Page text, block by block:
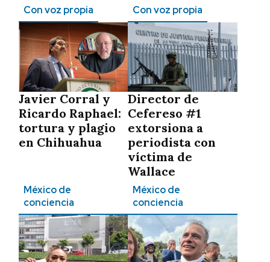
Con voz propia
Javier Corral y
Ricardo Raphael:
tortura y plagio
en Chihuahua
Con voz propia
Director de
Cefereso #1
extorsiona a
periodista con
víctima de
Wallace
México de
conciencia
México de
conciencia